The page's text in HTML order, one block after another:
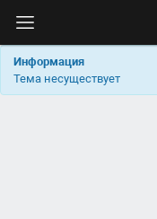
Информация
Тема несуществует